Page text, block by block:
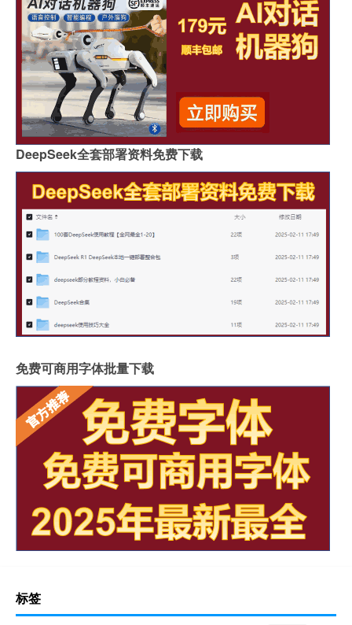
DeepSeek全套部署资料免费下载
免费可商用字体批量下载
标签